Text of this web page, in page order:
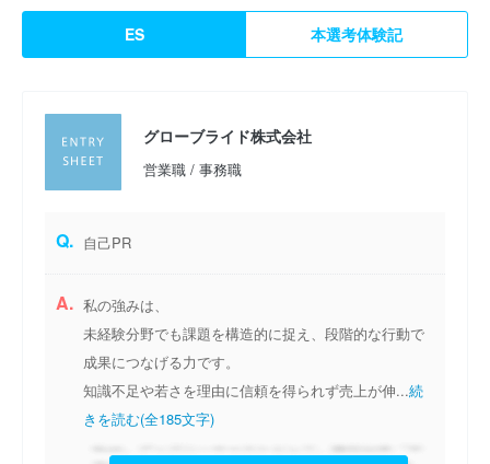
ES 本選考体験記
グローブライド株式会社
営業職 / 事務職
Q. 自己PR
A. 私の強みは、
未経験分野でも課題を構造的に捉え、段階的な行動で
成果につなげる力です。
知識不足や若さを理由に信頼を得られず売上が伸...続
きを読む(全185文字)